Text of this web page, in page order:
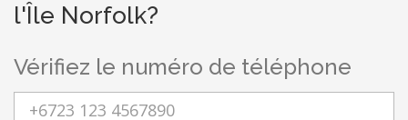
l'Île Norfolk?
Vérifiez le numéro de téléphone